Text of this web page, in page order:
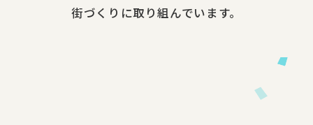
街づくりに​取り組んでいます。​